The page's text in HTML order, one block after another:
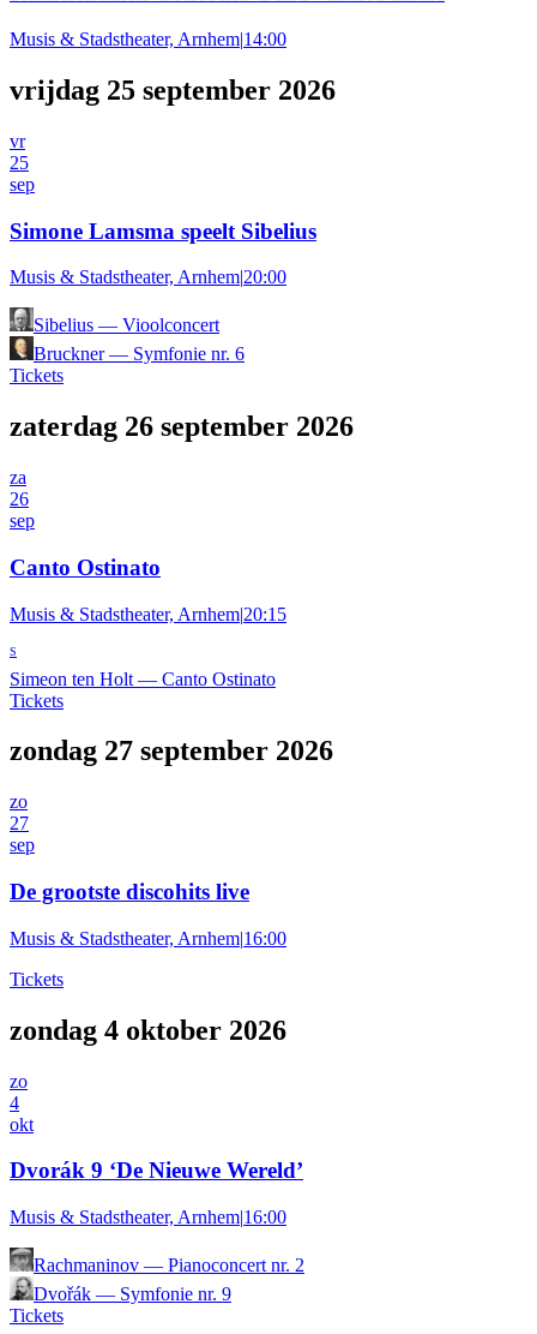
Musis & Stadstheater, Arnhem|14:00
vrijdag 25 september 2026
vr
25
sep
Simone Lamsma speelt Sibelius
Musis & Stadstheater, Arnhem|20:00
Sibelius — Vioolconcert
Bruckner— Symfonie nr. 6
Tickets
zaterdag 26 september 2026
za
26
sep
Canto Ostinato
Musis & Stadstheater, Arnhem|20:15
S
Simeon ten Holt — Canto Ostinato
Tickets
zondag 27 september 2026
zo
27
sep
De grootste discohits live
Musis & Stadstheater, Arnhem|16:00
Tickets
zondag 4 oktober 2026
zo
4
okt
Dvorák 9 ‘De Nieuwe Wereld’
Musis & Stadstheater, Arnhem|16:00
Rachmaninov — Pianoconcert nr. 2
Dvořák — Symfonie nr. 9
Tickets